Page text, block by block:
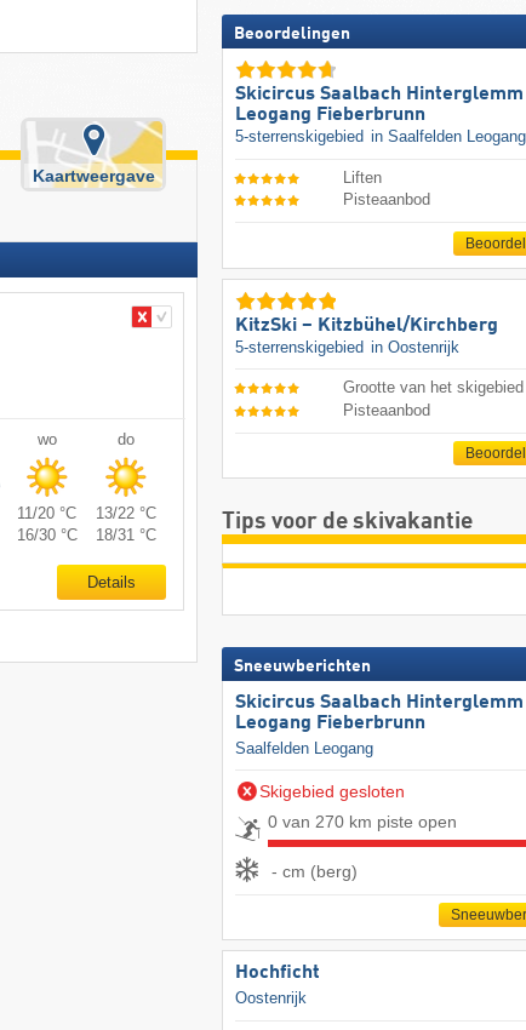
Kaartweergave
wo do
11/20 °C
13/22 °C
16/30 °C 18/31 °C
Details
Beoordelingen
Skicircus Saalbach Hinterglemm
Leogang Fieberbrunn
5-sterrenskigebied in Saalfelden Leogang
Liften
Pisteaanbod
KitzSki – Kitzbühel/​Kirchberg
5-sterrenskigebied in Oostenrijk
Grootte van het skigebied
Pisteaanbod
Tips voor de skivakantie
Sneeuwberichten
Skicircus Saalbach Hinterglemm
Leogang Fieberbrunn
Saalfelden Leogang
Skigebied gesloten
0 van 270 km piste open
- cm (berg)
Hochficht
Oostenrijk